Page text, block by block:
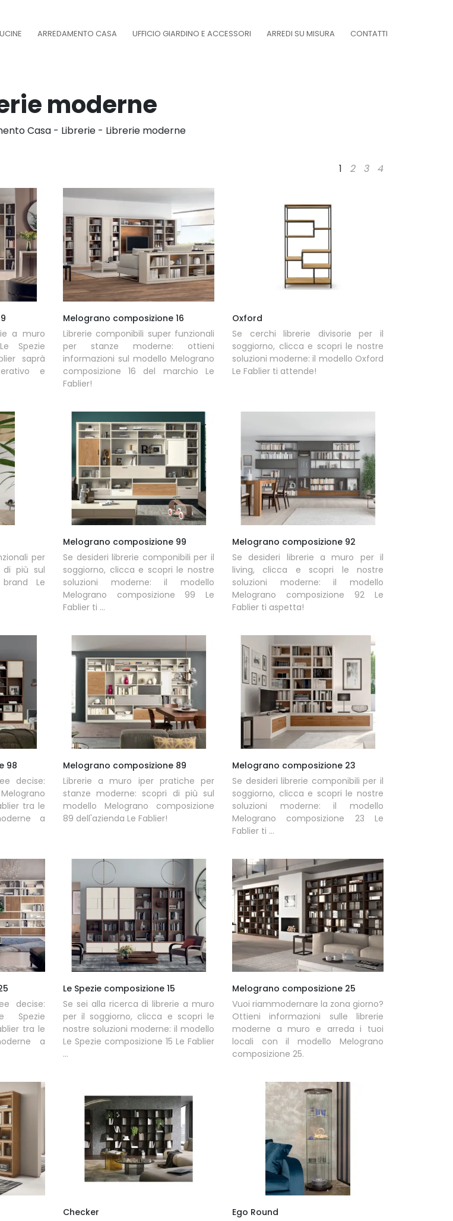
ARREDAMENTO CASA UFFICIO GIARDINO E ACCESSORI ARREDI SU MISURA CONTATTI
moderne
Casa- Librerie- Librerie moderne
1 2 3 4
a muro
Spezie
saprà
e
Melograno composizione 16
Librerie componibili super funzionali
per stanze moderne: ottieni
informazioni sul modello Melograno
composizione 16 del marchio Le
Fablier!
Oxford
Se cerchi librerie divisorie per il
soggiorno, clicca e scopri le nostre
soluzioni moderne: il modello Oxford
Le Fablier ti attende!
per
di più sul
Le
Melograno composizione 99
Se desideri librerie componibili per il
soggiorno, clicca e scopri le nostre
soluzioni moderne: il modello
Melograno composizione 99 Le
Fablier ti ...
Melograno composizione 92
Se desideri librerie a muro per il
living, clicca e scopri le nostre
soluzioni moderne: il modello
Melograno composizione 92 Le
Fablier ti aspetta!
98
decise:
tra le
a
Melograno composizione 89
Librerie a muro iper pratiche per
stanze moderne: scopri di più sul
modello Melograno composizione
89 dell'azienda Le Fablier!
Melograno composizione 23
Se desideri librerie componibili per il
soggiorno, clicca e scopri le nostre
soluzioni moderne: il modello
Melograno composizione 23 Le
Fablier ti ...
decise:
Spezie
tra le
a
Le Spezie composizione 15
Se sei alla ricerca di librerie a muro
per il soggiorno, clicca e scopri le
nostre soluzioni moderne: il modello
Le Spezie composizione 15 Le Fablier
...
Melograno composizione 25
Vuoi riammodernare la zona giorno?
Ottieni informazioni sulle librerie
moderne a muro e arreda i tuoi
locali con il modello Melograno
composizione 25.
Checker
Ego Round